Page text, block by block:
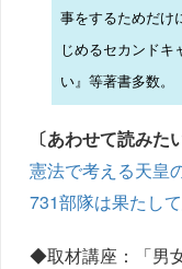
事をするためだけ
じめるセカンド
い』等著書多数。
〔あわせて読みた
憲法で考える天皇
731部隊は果たし
◆取材講座：「男